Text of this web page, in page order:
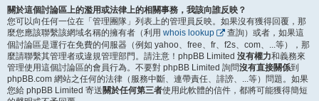
關於這個討論區上的濫用或法律上的相關事務，我該向誰反映？
您可以向任何一位在「管理團隊」列表上的管理員反映。如果沒有獲得回覆，那
麼您應該聯繫該網域名稱的擁有者（利用 whois lookup
查詢）或者，如果這
個討論區是運行在免費的伺服器（例如 yahoo、free、fr、f2s、com、...等），那
麼請聯繫其管理者或違規管理部門。請注意！phpBB Limited 沒有權力和義務來
管理使用這個討論區的會員行為。不要對 phpBB Limited 詢問沒有直接關係到
phpBB.com 網站之任何的法律（服務中斷、連帶責任、誹謗、...等）問題。如果
您給 phpBB Limited 寄送關於任何第三者使用此軟體的信件，都將可能獲得簡短